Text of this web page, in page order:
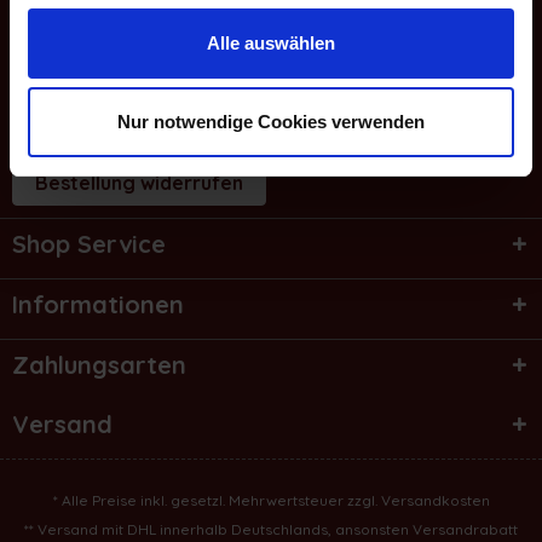
Alle auswählen
Nur notwendige Cookies verwenden
WhatsApp Chat
Service Hotline
Bestellung widerrufen
Shop Service
Informationen
Zahlungsarten
Versand
* Alle Preise inkl. gesetzl. Mehrwertsteuer zzgl. Versandkosten
** Versand mit DHL innerhalb Deutschlands, ansonsten Versandrabatt